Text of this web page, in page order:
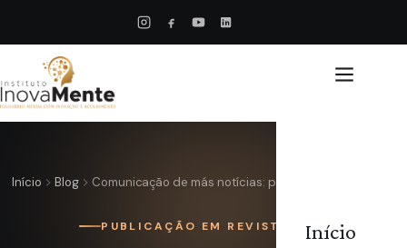
Início
Início Blog Comunicação de más notícias: percepção de…
PUBLICAÇÃO EM REVISTA